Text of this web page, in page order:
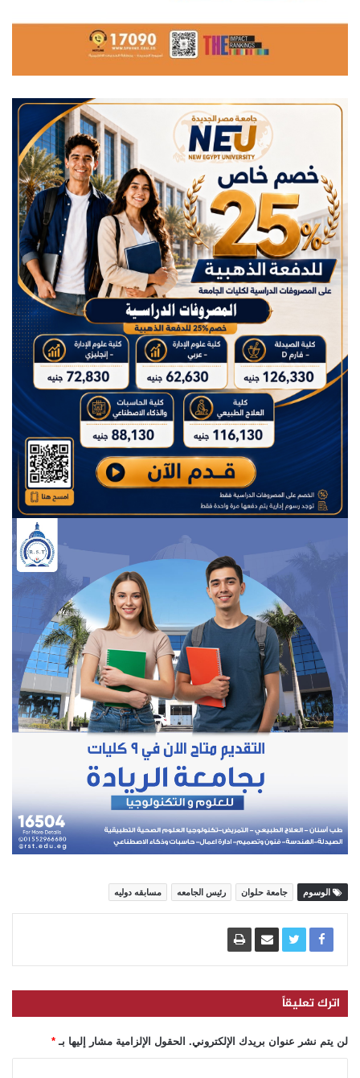
الوسوم جامعة حلوان رئيس الجامعه مسابقه دوليه
اترك تعليقاً
لن يتم نشر عنوان بريدك الإلكتروني. الحقول الإلزامية مشار إليها بـ *